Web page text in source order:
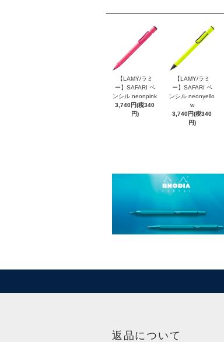
【LAMY/ラミ
ー】SAFARI ペ
ンシル neonpink
3,740円(税340
円)
【LAMY/ラミ
ー】SAFARI ペ
ンシル neonyello
w
3,740円(税340
円)
返品について